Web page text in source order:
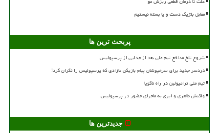
مقابل بلژیک دست و پا بسته نیستیم
پربحث ترین ها
شروع تلخ مدافع تیم ملی بعد از جدایی از پرسپولیس
دردسر جدید برای سرخپوشان پیام بازیکن مازادی که پرسپولیس را نگران کرد!
تیم ملی ترامپولین در راه ناگویا
واکنش طاهری و ایری به ماجرای حضور در پرسپولیس
جدیدترین ها